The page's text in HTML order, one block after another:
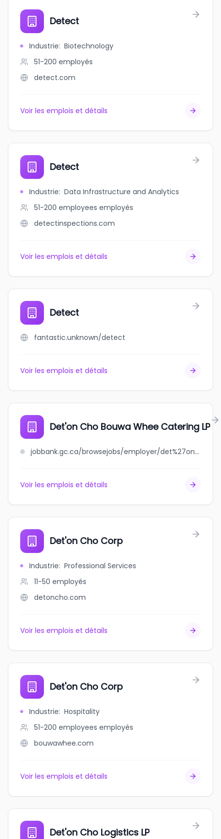
Detect
Industrie: Biotechnology
51-200 employés
detect.com
Voir les emplois et détails
Detect
Industrie: Data Infrastructure and Analytics
51-200 employees employés
detectinspections.com
Voir les emplois et détails
Detect
fantastic.unknown/detect
Voir les emplois et détails
Det'on Cho Bouwa Whee Catering LP
jobbank.gc.ca/browsejobs/employer/det%27on+cho+bouwa+whee+catering+lp/ca
Voir les emplois et détails
Det'on Cho Corp
Industrie: Professional Services
11-50 employés
detoncho.com
Voir les emplois et détails
Det'on Cho Corp
Industrie: Hospitality
51-200 employees employés
bouwawhee.com
Voir les emplois et détails
Det'on Cho Logistics LP